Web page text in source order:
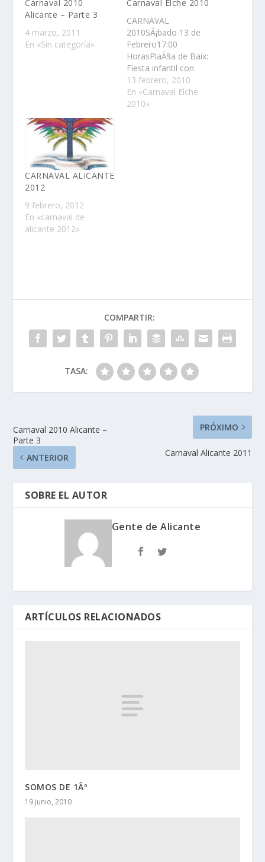
Carnaval 2010
Alicante – Parte 3
4 marzo, 2011
En «Sin categoría»
Carnaval Elche 2010
CARNAVAL
2010SÃ¡bado 13 de
Febrero17:00
HorasPlaÃ§a de Baix:
Fiesta infantil con
animaciÃ³n a cargo del
grupo LA NONA
TEATRE. Comienzo de
13 febrero, 2010
En «Carnaval Elche
2010»
CARNAVAL ALICANTE
2012
9 febrero, 2012
En «carnaval de
alicante 2012»
COMPARTIR:
TASA:
Carnaval 2010 Alicante –
Parte 3
ANTERIOR
PRÓXIMO
Carnaval Alicante 2011
SOBRE EL AUTOR
Gente de Alicante
ARTÍCULOS RELACIONADOS
SOMOS DE 1Âº
19 junio, 2010